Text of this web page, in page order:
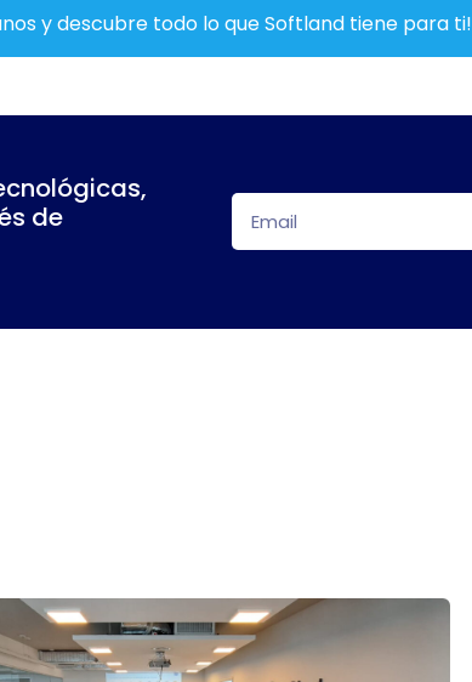
y descubre todo lo que Softland tiene para ti!
de